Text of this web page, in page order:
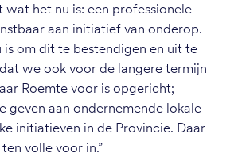
het nu is: een professionele
aan initiatief van onderop.
is om dit te bestendigen en uit te
we ook voor de langere termijn
Roemte voor is opgericht;
geven aan ondernemende lokale
initiatieven in de Provincie. Daar
volle voor in.”